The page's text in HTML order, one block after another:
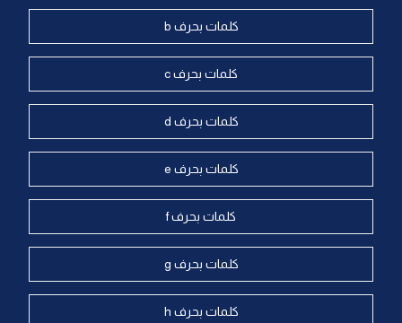
كلمات بحرف b
كلمات بحرف c
كلمات بحرف d
كلمات بحرف e
كلمات بحرف f
كلمات بحرف g
كلمات بحرف h